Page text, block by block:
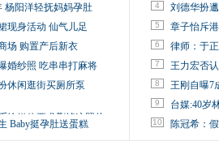
杨阳洋轻抚妈妈孕肚
现身活动 仙气儿足
场 购置产后新衣
婚纱照 吃串串打麻将
休闲逛街买厕所泵
给媒体要求删掉这照片
Baby挺孕肚送蛋糕
4 刘德华扮
5 章子怡斥
6 律师：于
7 王力宏否
8 王刚自曝7
9 台媒:40岁
10 陈冠希：